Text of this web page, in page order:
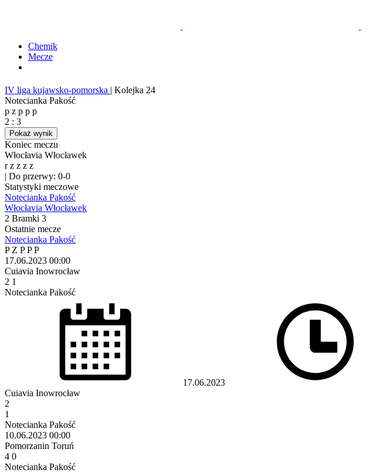
Chemik
Mecze
IV liga kujawsko-pomorska | Kolejka 24
Notecianka Pakość
p z p p p
2 : 3
Pokaż wynik
Koniec meczu
Włocłavia Włocławek
rz z z z
| Do przerwy: 0-0
Statystyki meczowe
Notecianka Pakość
Włocłavia Włocławek
2 Bramki 3
Ostatnie mecze
Notecianka Pakość
PZ PPP
17.06.2023 00:00
Cuiavia Inowrocław
2 1
Notecianka Pakość
17.06.2023
Cuiavia Inowrocław
2
1
Notecianka Pakość
10.06.2023 00:00
Pomorzanin Toruń
4 0
Notecianka Pakość